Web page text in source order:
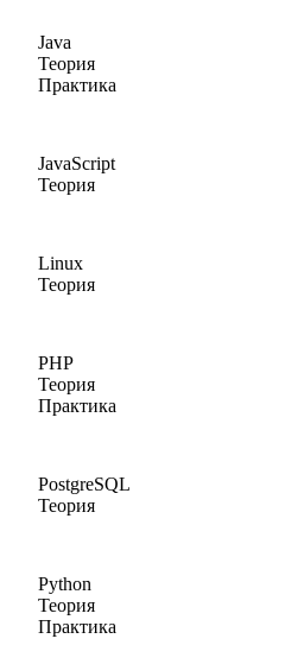
Java
Теория
Практика
JavaScript
Теория
Linux
Теория
PHP
Теория
Практика
PostgreSQL
Теория
Python
Теория
Практика